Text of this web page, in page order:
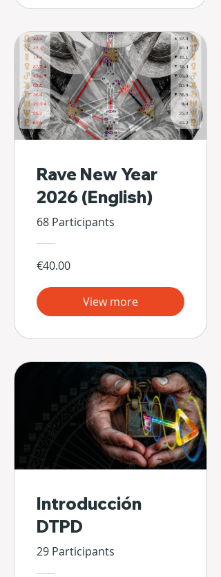
Rave New Year
2026 (English)
68 Participants
€40.00
View more
Introducción
DTPD
29 Participants